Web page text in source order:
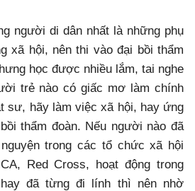
người di dân nhất là những phụ
xã hội, nên thi vào đại bồi thẩm
học được nhiều lắm, tai nghe
trẻ nào có giấc mơ làm chính
sư, hãy làm việc xã hội, hay ứng
thẩm đoàn. Nếu người nào đã
trong các tổ chức xã hội
Red Cross, hoạt động trong
đã từng đi lính thì nên nhờ